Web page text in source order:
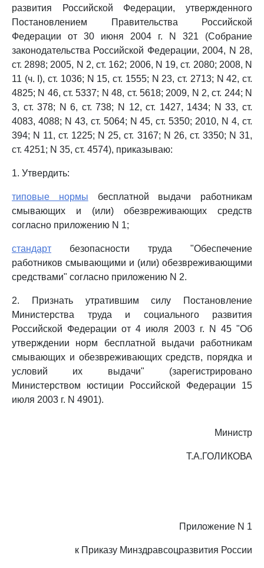
развития Российской Федерации, утвержденного
Постановлением Правительства Российской
Федерации от 30 июня 2004 г. N 321 (Собрание
законодательства Российской Федерации, 2004, N 28,
ст. 2898; 2005, N 2, ст. 162; 2006, N 19, ст. 2080; 2008, N
11 (ч. I), ст. 1036; N 15, ст. 1555; N 23, ст. 2713; N 42, ст.
4825; N 46, ст. 5337; N 48, ст. 5618; 2009, N 2, ст. 244; N
3, ст. 378; N 6, ст. 738; N 12, ст. 1427, 1434; N 33, ст.
4083, 4088; N 43, ст. 5064; N 45, ст. 5350; 2010, N 4, ст.
394; N 11, ст. 1225; N 25, ст. 3167; N 26, ст. 3350; N 31,
ст. 4251; N 35, ст. 4574), приказываю:
1. Утвердить:
типовые нормы бесплатной выдачи работникам
смывающих и (или) обезвреживающих средств
согласно приложению N 1;
стандарт безопасности труда "Обеспечение
работников смывающими и (или) обезвреживающими
средствами" согласно приложению N 2.
2. Признать утратившим силу Постановление
Министерства труда и социального развития
Российской Федерации от 4 июля 2003 г. N 45 "Об
утверждении норм бесплатной выдачи работникам
смывающих и обезвреживающих средств, порядка и
условий их выдачи" (зарегистрировано
Министерством юстиции Российской Федерации 15
июля 2003 г. N 4901).
Министр
Т.А.ГОЛИКОВА
Приложение N 1
к Приказу Минздравсоцразвития России